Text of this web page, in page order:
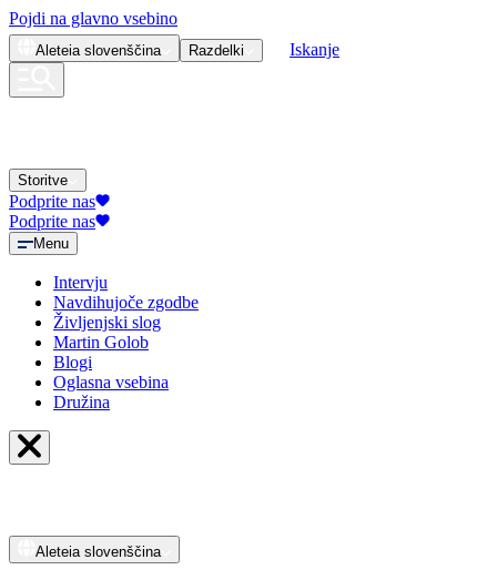
Pojdi na glavno vsebino
Aleteia slovenščina Razdelki Iskanje
Storitve
Podprite nas
Podprite nas
Menu
Intervju
Navdihujoče zgodbe
Življenjski slog
Martin Golob
Blogi
Oglasna vsebina
Družina
Aleteia slovenščina